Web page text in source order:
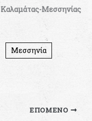
Καλαμάτας-Μεσσηνίας
Μεσσηνία
ΕΠΌΜΕΝΟ